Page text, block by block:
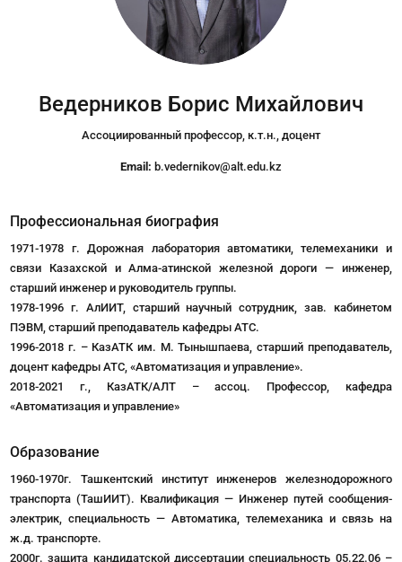
Ведерников Борис Михайлович
Ассоциированный профессор, к.т.н., доцент
Email: b.vedernikov@alt.edu.kz
Профессиональная биография
1971-1978 г. Дорожная лаборатория автоматики, телемеханики и
связи Казахской и Алма-атинской железной дороги — инженер,
старший инженер и руководитель группы.
1978-1996 г. АлИИТ, старший научный сотрудник, зав. кабинетом
ПЭВМ, старший преподаватель кафедры АТС.
1996-2018 г. – КазАТК им. М. Тынышпаева, старший преподаватель,
доцент кафедры АТС, «Автоматизация и управление».
2018-2021 г., КазАТК/АЛТ – ассоц. Профессор, кафедра
«Автоматизация и управление»
Образование
1960-1970г. Ташкентский институт инженеров железнодорожного
транспорта (ТашИИТ). Квалификация — Инженер путей сообщения-
электрик, специальность — Автоматика, телемеханика и связь на
ж.д. транспорте.
2000г. защита кандидатской диссертации специальность 05.22.06 –